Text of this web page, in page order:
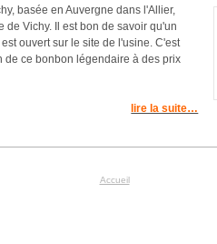
basée en Auvergne dans l'Allier,
de Vichy. Il est bon de savoir qu'un
ouvert sur le site de l'usine. C'est
de ce bonbon légendaire à des prix
lire la suite…
Accueil